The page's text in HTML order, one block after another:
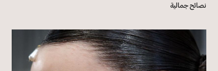
نصائح جمالية